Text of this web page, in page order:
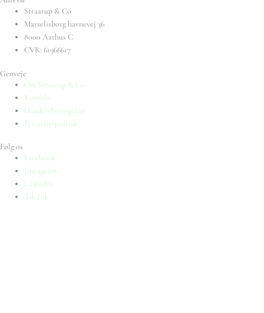
Straarup & Co
Marselisborg havnevej 36
8000 Aarhus C
CVR: 61966617
Genveje
Om Straarup & Co
Kontakt
Handelsbetingelser
Privatlivspolitik
Følg os
Facebook
Instagram
LinkedIn
TikTok